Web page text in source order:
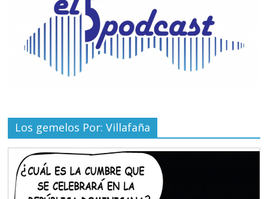
Los gemelos Por: Villafaña